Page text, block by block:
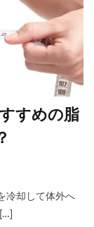
すめの脂
冷却して体外へ